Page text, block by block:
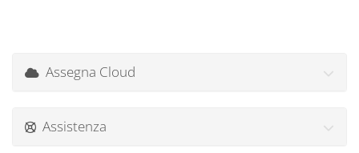
Assegna Cloud
Assistenza